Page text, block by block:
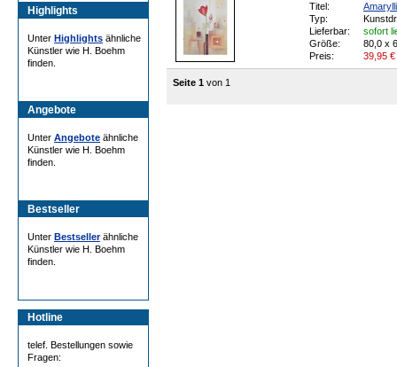
Highlights
Unter Highlights ähnliche
Künstler wie H. Boehm
finden.
Angebote
Unter Angebote ähnliche
Künstler wie H. Boehm
finden.
Bestseller
Unter Bestsellerähnliche
Künstler wie H. Boehm
finden.
Hotline
telef. Bestellungen sowie
Fragen:
Titel:
Typ:
Lieferbar:
sofort
Größe:
80,0 x
Preis:
39,95 €
Seite 1 von 1